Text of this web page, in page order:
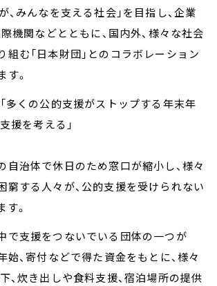
、みんなを支える社会」を目指し、企業
際機関などとともに、国内外、様々な社会
組む「日本財団」とのコラボレーション
。
多くの公的支援がストップする年末年
援を考える」
自治体で休日のため窓口が縮小し、様々
窮する人々が、公的支援を受けられない
。
で支援をつないでいる団体の一つが
始、寄付などで得た資金をもとに、様々
、炊き出しや食料支援、宿泊場所の提供